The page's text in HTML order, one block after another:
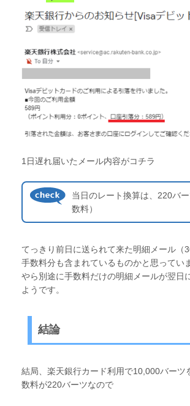
1日遅れ届いたメール内容がコチラ
当日のレート換算は、220バ
数料）
てっきり前日に送られて来た明細メール（
手数料分も含まれているものかと思ってい
やら別途に手数料だけの明細メールが翌日
ようです。
結論
結局、楽天銀行カード利用で10,000バーツ
数料が220バーツなので